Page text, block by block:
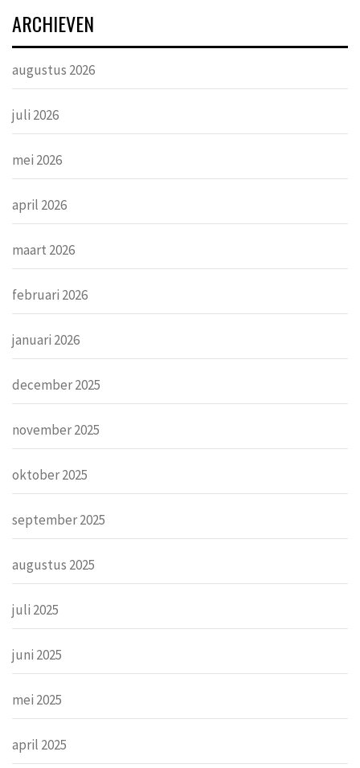
ARCHIEVEN
augustus 2026
juli 2026
mei 2026
april 2026
maart 2026
februari 2026
januari 2026
december 2025
november 2025
oktober 2025
september 2025
augustus 2025
juli 2025
juni 2025
mei 2025
april 2025